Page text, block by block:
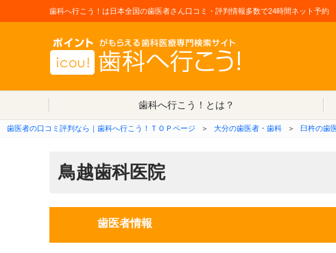
歯科へ行こう！は日本全国の歯医者さん口コミ・評判情報多数で24時間ネット予約
歯科へ行こう！とは？
歯医者の口コミ評判なら｜歯科へ行こう！ＴＯＰページ ＞ 大分の歯医者・歯科 ＞ 臼杵の歯
鳥越歯科医院
歯医者情報